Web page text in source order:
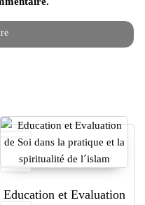
Education et Evaluation